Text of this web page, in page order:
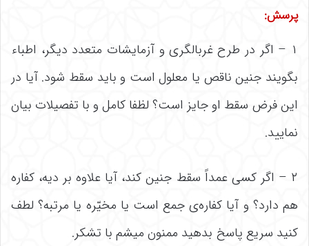
پرسش:
۱ – اگر در طرح غربالگری و آزمایشات متعدد دیگر، اطباء
بگویند جنین ناقص یا معلول است و باید سقط شود. آیا در
این فرض سقط او جایز است؟ لظفا کامل و با تفصیلات بیان
نمایید.
۲ – اگر کسی عمداً سقط جنین کند، آیا علاوه بر دیه، کفاره
هم دارد؟ و آیا کفاره‌ی جمع است یا مخیّره یا مرتبه؟ لطف
کنید سریع پاسخ بدهید ممنون میشم با تشکر.